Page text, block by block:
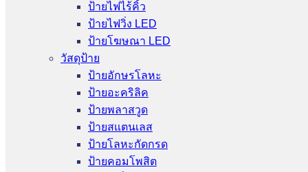
ป้ายไฟไร้คิ้ว
ป้ายไฟวิ่ง LED
ป้ายโฆษณา LED
วัสดุป้าย
ป้ายอักษรโลหะ
ป้ายอะคริลิค
ป้ายพลาสวูด
ป้ายสแตนเลส
ป้ายโลหะกัดกรด
ป้ายคอมโพสิต